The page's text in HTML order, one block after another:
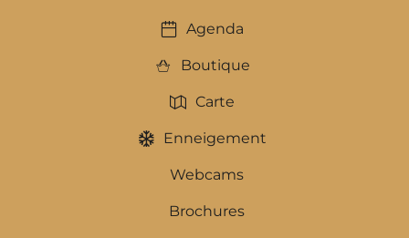
Agenda
Boutique
Carte
Enneigement
Webcams
Brochures